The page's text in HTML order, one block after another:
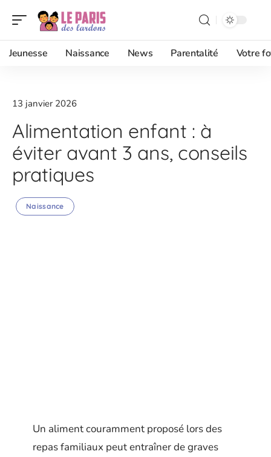
Jeunesse Naissance News Parentalité Votre
13 janvier 2026
Alimentation enfant : à
éviter avant 3 ans, conseils
pratiques
Naissance
Un aliment couramment proposé lors des
repas familiaux peut entraîner de graves